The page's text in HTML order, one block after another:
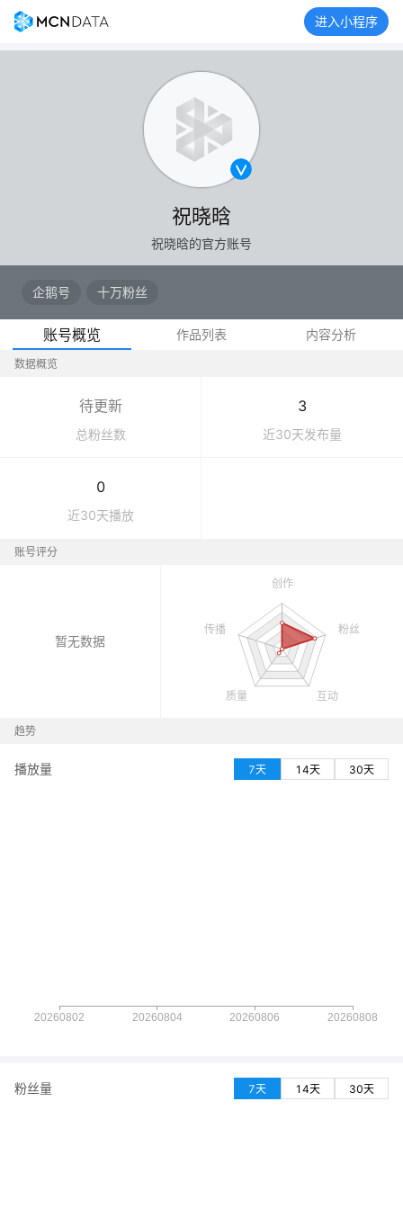
进入小程序
祝晓晗
祝晓晗的官方账号
企鹅号 十万粉丝
账号概览 作品列表 内容分析
数据概览
待更新
总粉丝数
3
近30天发布量
0
近30天播放
账号评分
暂无数据
趋势
播放量 7天 14天 30天
粉丝量 7天 14天 30天